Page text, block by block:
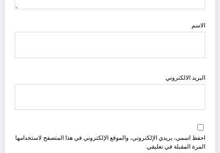
الاسم
البريد الالكتروني
احفظ اسمي، بريدي الإلكتروني، والموقع الإلكتروني في هذا المتصفح لاستخدامها
المرة المقبلة في تعليقي.